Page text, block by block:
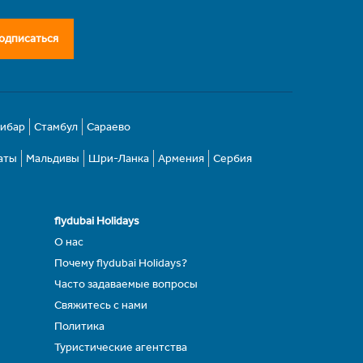
Стамбул Сараево
Мальдивы Шри-Ланка Армения Сербия
flydubai Holidays
О нас
Почему flydubai Holidays?
Часто задаваемые вопросы
Свяжитесь с нами
Политика
Туристические агентства